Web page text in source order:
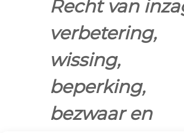
Recht van
verbetering,
wissing,
beperking,
bezwaar en